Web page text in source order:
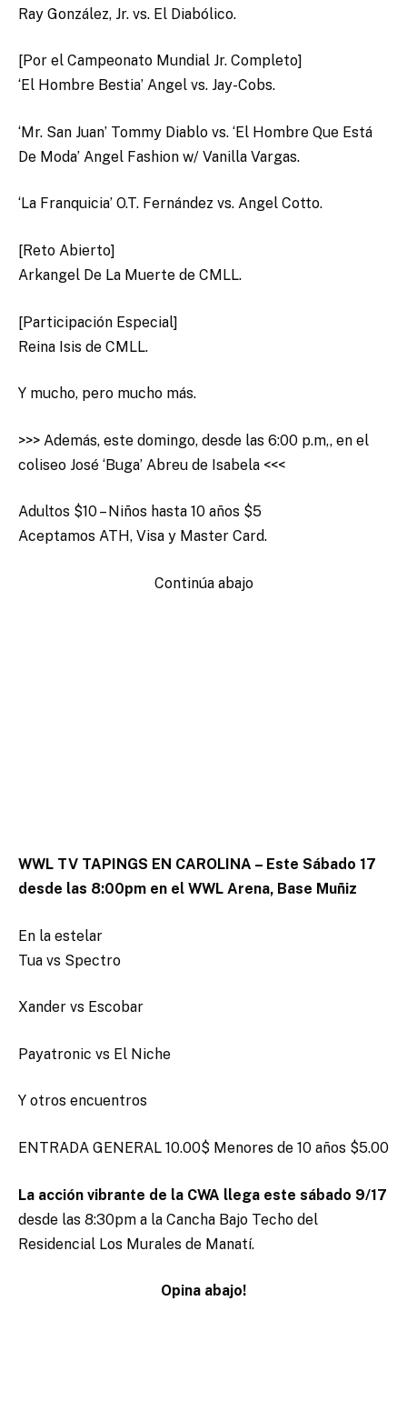
Ray González, Jr. vs. El Diabólico.
[Por el Campeonato Mundial Jr. Completo]
‘El Hombre Bestia’ Angel vs. Jay-Cobs.
‘Mr. San Juan’ Tommy Diablo vs. ‘El Hombre Que Está
De Moda’ Angel Fashion w/ Vanilla Vargas.
‘La Franquicia’ O.T. Fernández vs. Angel Cotto.
[Reto Abierto]
Arkangel De La Muerte de CMLL.
[Participación Especial]
Reina Isis de CMLL.
Y mucho, pero mucho más.
>>> Además, este domingo, desde las 6:00 p.m,, en el
coliseo José ‘Buga’ Abreu de Isabela <<<
Adultos $10 – Niños hasta 10 años $5
Aceptamos ATH, Visa y Master Card.
Continúa abajo
WWL TV TAPINGS EN CAROLINA – Este Sábado 17
desde las 8:00pm en el WWL Arena, Base Muñiz
En la estelar
Tua vs Spectro
Xander vs Escobar
Payatronic vs El Niche
Y otros encuentros
ENTRADA GENERAL 10.00$ Menores de 10 años $5.00
La acción vibrante de la CWA llega este sábado 9/17
desde las 8:30pm a la Cancha Bajo Techo del
Residencial Los Murales de Manatí.
Opina abajo!